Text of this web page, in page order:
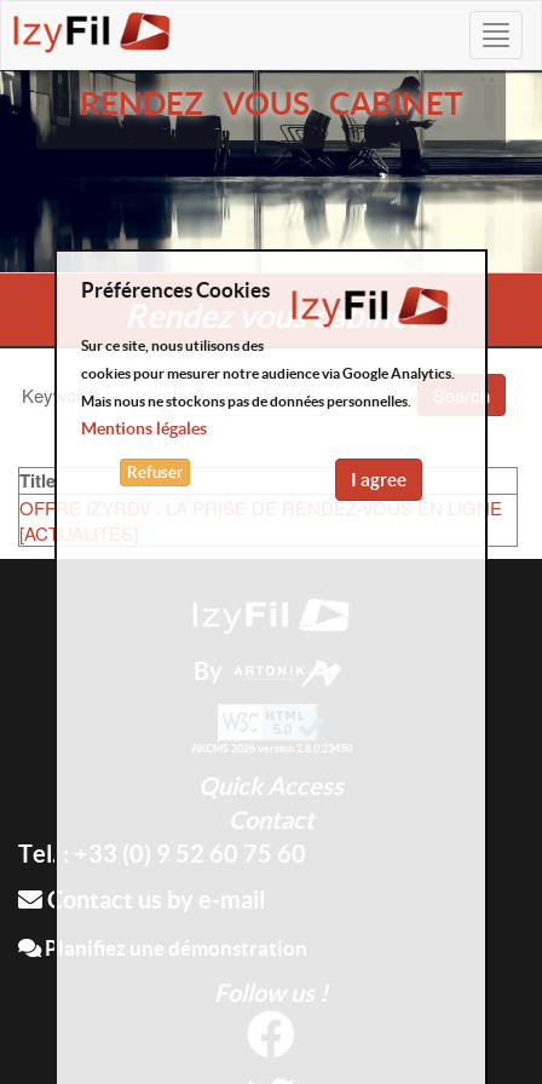
RENDEZ VOUS CABINET
Rendez vous cabinet
Keywords: Search
Title
OFFRE IZYRDV : LA PRISE DE RENDEZ-VOUS EN LIGNE
[ACTUALITÉS]
By
AKCMS 2026 version 2.8.0.23450
Quick Access
Contact
Tel. : +33 (0) 9 52 60 75 60
Contact us by e-mail
Planifiez une démonstration
Follow us !
Préférences Cookies
Sur ce site, nous utilisons des
cookies pour mesurer notre audience via Google Analytics.
Mais nous ne stockons pas de données personnelles.
Mentions légales
I agree
Refuser